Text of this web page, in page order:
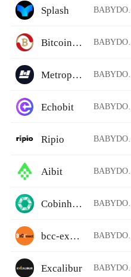
Splash
Bitcoinwin
Metropolis Simple
Echobit
Ripio
Aibit
Cobinhood
bcc-exchange
Excalibur